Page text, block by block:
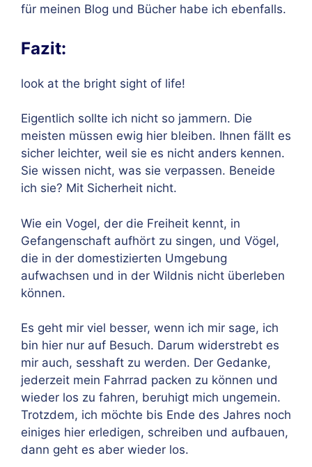
für meinen Blog und Bücher habe ich ebenfalls.
Fazit:
look at the bright sight of life!
Eigentlich sollte ich nicht so jammern. Die
meisten müssen ewig hier bleiben. Ihnen fällt es
sicher leichter, weil sie es nicht anders kennen.
Sie wissen nicht, was sie verpassen. Beneide
ich sie? Mit Sicherheit nicht.
Wie ein Vogel, der die Freiheit kennt, in
Gefangenschaft aufhört zu singen, und Vögel,
die in der domestizierten Umgebung
aufwachsen und in der Wildnis nicht überleben
können.
Es geht mir viel besser, wenn ich mir sage, ich
bin hier nur auf Besuch. Darum widerstrebt es
mir auch, sesshaft zu werden. Der Gedanke,
jederzeit mein Fahrrad packen zu können und
wieder los zu fahren, beruhigt mich ungemein.
Trotzdem, ich möchte bis Ende des Jahres noch
einiges hier erledigen, schreiben und aufbauen,
dann geht es aber wieder los.